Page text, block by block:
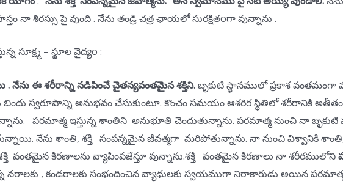
శిరస్సు పై వుంది . నేను తండ్రి చత్ర ఛాయలో సురక్షితoగా వున్నాను .
సూక్ష్మ – స్థూల వైద్యo :
.నేను ఈ శరీరాన్ని నడిపించే చైతన్యవంతమైన శక్తిని.బృకుటి స్థానములో ప్రకాశ వంతమంగా
స్వరూపాన్ని అనుభవం చేసుకుంటూ. కొంచం సమయం ఆశరిర స్థితిలో శరీరానికి
పరమాత్మ ఇస్తున్న శాంతిని అనుభూతి చెందుతున్నాను. పరమాత్మ నుంచి నా బృకుటి
నేను శాంతి, శక్తి సంపన్నమైన జీవత్మగా మరిపోతున్నాను. నా నుంచి విశ్వానికి
వంతమైన కిరణాలను వ్యాపింపజేస్తూ వున్నాను.శక్తి వంతమైన కిరణాలు నా శరీరములోని
నరాలకు , కండరాలకు సంభందించిన వ్యాధులకు స్వయముగా నిరాకారుడు అయిన